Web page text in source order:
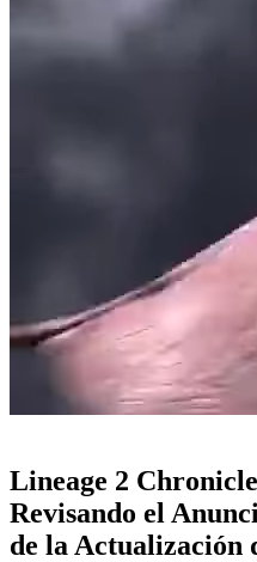
Lineage 2
Revisando el
de la Actualización